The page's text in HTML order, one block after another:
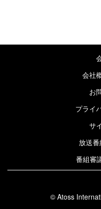
会社
お
プライ
サ
放送
番組審
© Atoss